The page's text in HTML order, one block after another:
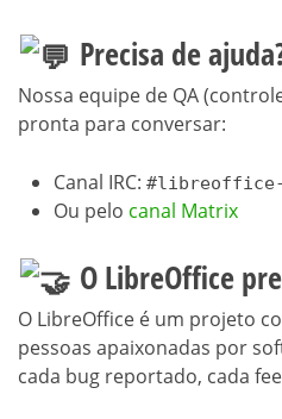
Precisa de
Nossa equipe de QA
pronta para conversar:
Canal IRC: #libreoffice-
Ou pelo canal Matrix
O LibreOffice
O LibreOffice é um projeto
pessoas apaixonadas por
cada bug reportado, cada